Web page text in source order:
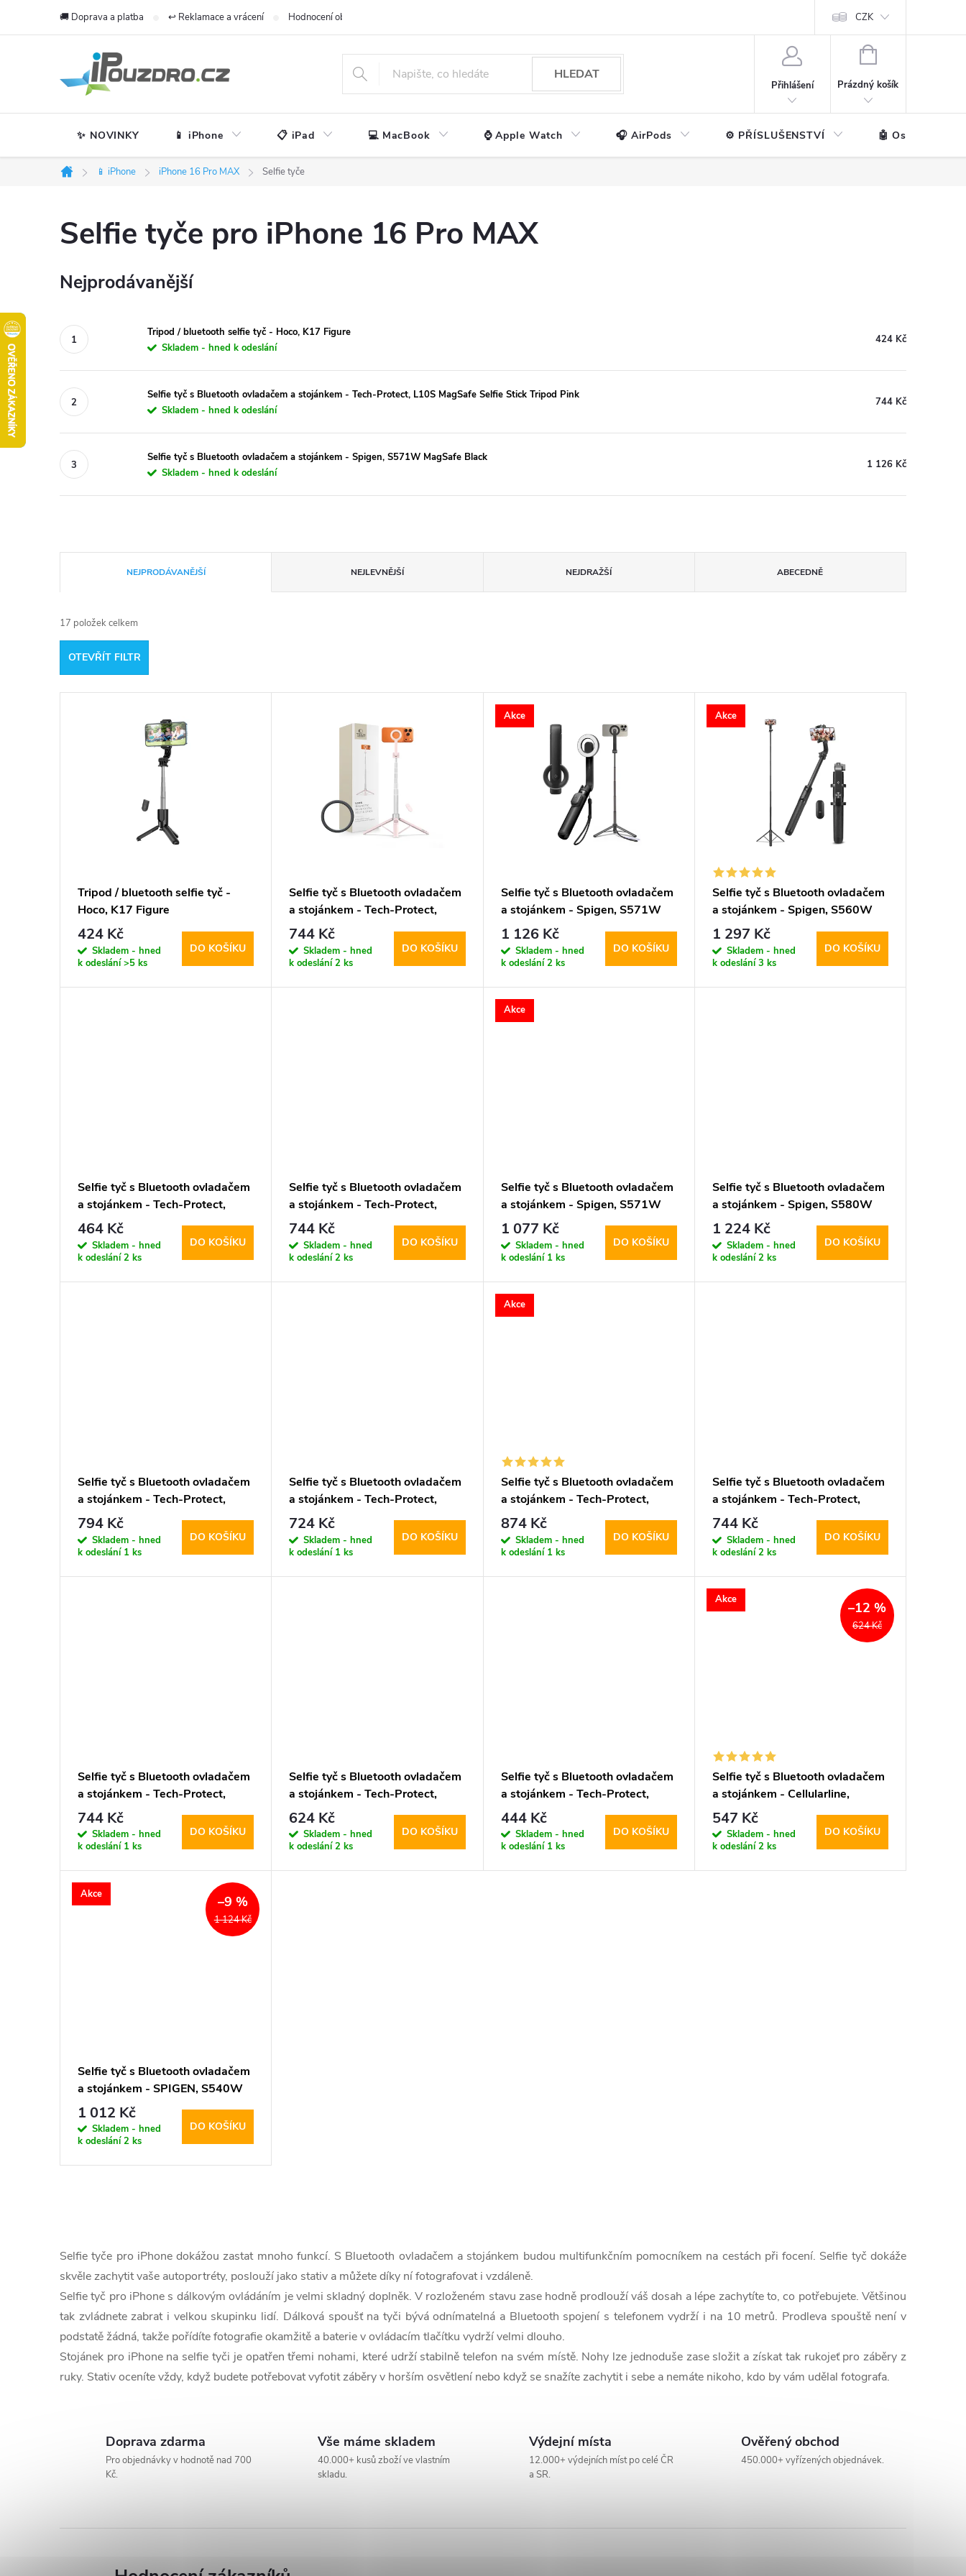
🚚 Doprava a platba ↩️ Reklamace a vrácení Hodnocení obchodu CZK
HLEDAT
Přihlášení
NÁKUPNÍ
Prázdný košík
✨ NOVINKY 📱 iPhone 📋 iPad 💻 MacBook ⌚ Apple Watch 🎧 AirPods ⚙️ PŘÍSLUŠENSTVÍ 🤖 Ostatní
Domů
📱 iPhone iPhone 16 Pro MAX Selfie tyče
Selfie tyče pro iPhone 16 Pro MAX
Nejprodávanější
Tripod / bluetooth selfie tyč - Hoco, K17 Figure
Skladem - hned k odeslání
424 Kč
Selfie tyč s Bluetooth ovladačem a stojánkem - Tech-Protect, L10S MagSafe Selfie Stick Tripod Pink
Skladem - hned k odeslání
744 Kč
Selfie tyč s Bluetooth ovladačem a stojánkem - Spigen, S571W MagSafe Black
Skladem - hned k odeslání
1 126 Kč
a
z
e
t
NEJPRODÁVANĚJŠÍ NEJLEVNĚJŠÍ NEJDRAŽŠÍ ABECEDNĚ
17 položek celkem
OTEVŘÍT FILTR
d
Tripod / bluetooth selfie tyč -
Hoco, K17 Figure
424 Kč
Skladem - hned
k odeslání>5 ks
DO KOŠÍKU
Selfie tyč s Bluetooth ovladačem
a stojánkem - Tech-Protect,
L10S MagSafe Selfie Stick
Tripod Pink
744 Kč
Skladem - hned
k odeslání2 ks
DO KOŠÍKU
Akce
Selfie tyč s Bluetooth ovladačem
a stojánkem - Spigen, S571W
MagSafe Black
1 126 Kč
Skladem - hned
k odeslání2 ks
DO KOŠÍKU
Akce
Selfie tyč s Bluetooth ovladačem
a stojánkem - Spigen, S560W
MagSafe Black
1 297 Kč
Skladem - hned
k odeslání3 ks
DO KOŠÍKU
Selfie tyč s Bluetooth ovladačem
a stojánkem - Tech-Protect,
L01S Selfie Stick Tripod
464 Kč
Skladem - hned
k odeslání2 ks
DO KOŠÍKU
Selfie tyč s Bluetooth ovladačem
a stojánkem - Tech-Protect,
L10S MagSafe Selfie Stick
Tripod Black
744 Kč
Skladem - hned
k odeslání2 ks
DO KOŠÍKU
Akce
Selfie tyč s Bluetooth ovladačem
a stojánkem - Spigen, S571W
MagSafe Beige
1 077 Kč
Skladem - hned
k odeslání 1 ks
DO KOŠÍKU
Selfie tyč s Bluetooth ovladačem
a stojánkem - Spigen, S580W
MagSafe Black
1 224 Kč
Skladem - hned
k odeslání2 ks
DO KOŠÍKU
Selfie tyč s Bluetooth ovladačem
a stojánkem - Tech-Protect,
L08S Selfie Stick Tripod Black
794 Kč
Skladem - hned
k odeslání 1 ks
DO KOŠÍKU
Selfie tyč s Bluetooth ovladačem
a stojánkem - Tech-Protect,
L04S Selfie Stick Tripod
724 Kč
Skladem - hned
k odeslání 1 ks
DO KOŠÍKU
Akce
Selfie tyč s Bluetooth ovladačem
a stojánkem - Tech-Protect,
L03S Selfie Stick Tripod Black
874 Kč
Skladem - hned
k odeslání 1 ks
DO KOŠÍKU
Selfie tyč s Bluetooth ovladačem
a stojánkem - Tech-Protect,
L03S Selfie Stick Tripod White
744 Kč
Skladem - hned
k odeslání2 ks
DO KOŠÍKU
Selfie tyč s Bluetooth ovladačem
a stojánkem - Tech-Protect,
L06S MagSafe Selfie Stick
Tripod
744 Kč
Skladem - hned
k odeslání 1 ks
DO KOŠÍKU
Selfie tyč s Bluetooth ovladačem
a stojánkem - Tech-Protect,
L05S Selfie Stick Tripod
624 Kč
Skladem - hned
k odeslání2 ks
DO KOŠÍKU
Selfie tyč s Bluetooth ovladačem
a stojánkem - Tech-Protect,
L02S Selfie Stick Tripod
444 Kč
Skladem - hned
k odeslání 1 ks
DO KOŠÍKU
Akce
624 Kč
–12 %
Selfie tyč s Bluetooth ovladačem
a stojánkem - Cellularline,
Freedom Black
547 Kč
Skladem - hned
k odeslání2 ks
DO KOŠÍKU
Akce
1 124 Kč
–9 %
Selfie tyč s Bluetooth ovladačem
a stojánkem - SPIGEN, S540W
Black
1 012 Kč
Skladem - hned
k odeslání2 ks
DO KOŠÍKU
v
l
á
d
a
k
Selfie tyče pro iPhone dokážou zastat mnoho funkcí. S Bluetooth ovladačem a stojánkem budou multifunkčním pomocníkem na cestách při focení. Selfie tyč dokáže
skvěle zachytit vaše autoportréty, poslouží jako stativ a můžete díky ní fotografovat i vzdáleně.
Selfie tyč pro iPhone s dálkovým ovládáním je velmi skladný doplněk. V rozloženém stavu zase hodně prodlouží váš dosah a lépe zachytíte to, co potřebujete. Většinou
tak zvládnete zabrat i velkou skupinku lidí. Dálková spoušť na tyči bývá odnímatelná a Bluetooth spojení s telefonem vydrží i na 10 metrů. Prodleva spouště není v
podstatě žádná, takže pořídíte fotografie okamžitě a baterie v ovládacím tlačítku vydrží velmi dlouho.
Stojánek pro iPhone na selfie tyči je opatřen třemi nohami, které udrží stabilně telefon na svém místě. Nohy lze jednoduše zase složit a získat tak rukojeť pro záběry z
ruky. Stativ oceníte vždy, když budete potřebovat vyfotit záběry v horším osvětlení nebo když se snažíte zachytit i sebe a nemáte nikoho, kdo by vám udělal fotografa.
Doprava zdarma
Pro objednávky v hodnotě nad 700
Kč.
Vše máme skladem
40.000+ kusů zboží ve vlastním
skladu.
Výdejní místa
12.000+ výdejních míst po celé ČR
a SR.
Ověřený obchod
450.000+ vyřízených objednávek.